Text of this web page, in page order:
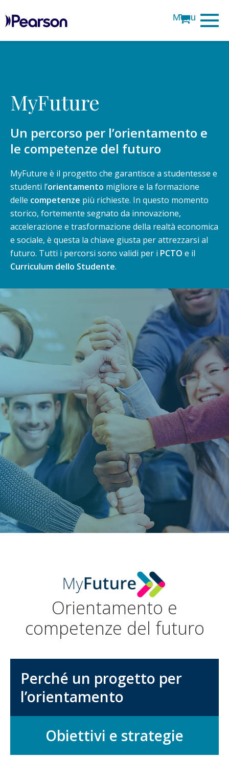
Pearson
MyFuture
Un percorso per l’orientamento e
le competenze del futuro
MyFuture è il progetto che garantisce a studentesse e
studenti l’orientamento migliore e la formazione
delle competenze più richieste. In questo momento
storico, fortemente segnato da innovazione,
accelerazione e trasformazione della realtà economica
e sociale, è questa la chiave giusta per attrezzarsi al
futuro. Tutti i percorsi sono validi per i PCTO e il
Curriculum dello Studente.
Orientamento e
competenze del futuro
Perché un progetto per
l’orientamento
Obiettivi e strategie